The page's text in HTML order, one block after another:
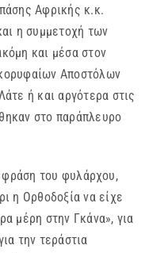
Αφρικής κ.κ.
η συμμετοχή των
και μέσα στον
Αποστόλων
ή και αργότερα στις
στο παράπλευρο
του φυλάρχου,
η Ορθοδοξία να είχε
μέρη στην Γκάνα», για
την τεράστια